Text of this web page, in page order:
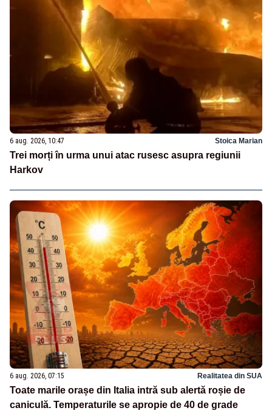
6 aug. 2026, 10:47 Stoica Marian
Trei morți în urma unui atac rusesc asupra regiunii
Harkov
6 aug. 2026, 07:15 Realitatea din SUA
Toate marile orașe din Italia intră sub alertă roșie de
caniculă. Temperaturile se apropie de 40 de grade